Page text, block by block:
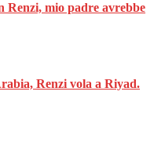
Renzi, mio padre avrebbe
Renzi vola a Riyad.